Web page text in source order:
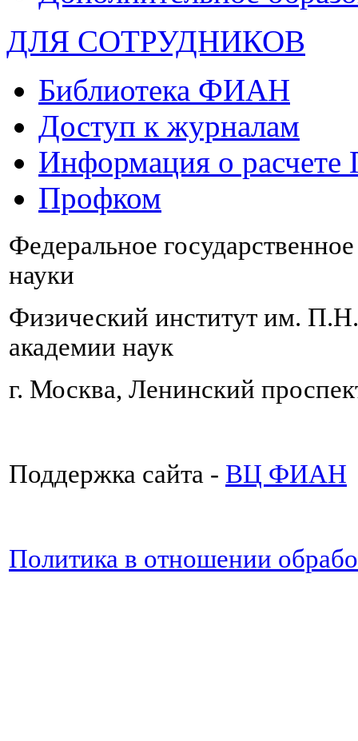
ДЛЯ СОТРУДНИКОВ
Библиотека ФИАН
Доступ к журналам
Информация о
Профком
Федеральное
науки
Физический институт им.
академии наук
г. Москва, Ленинский
Поддержка сайта - ВЦ ФИАН
Политика в отношении